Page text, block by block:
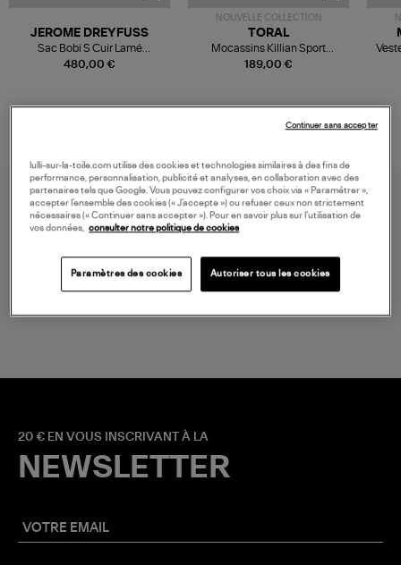
480,00 €
JEROME DREYFUSS
Sac Bobi S Cuir Lamé
Champagne
NOUVELLE COLLECTION
189,00 €
TORAL
Mocassins Killian Sport
Mousse
LIVRAISON GRATUITE
20 € EN VOUS INSCRIVANT À LA
NEWSLETTER
lulli-sur-la-toile.com utilise des cookies et technologies similaires à des fins de
performance, personnalisation, publicité et analyses, en collaboration avec des
partenaires tels que Google. Vous pouvez configurer vos choix via « Paramétrer »,
accepter l’ensemble des cookies (« J’accepte ») ou refuser ceux non strictement
nécessaires (« Continuer sans accepter »). Pour en savoir plus sur l’utilisation de
vos données,
consulter notre politique de cookies
Paramètres des cookies Autoriser tous les cookies
Continuer sans accepter